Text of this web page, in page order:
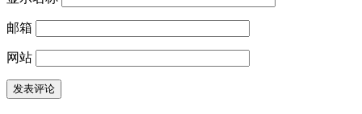
邮箱
网站